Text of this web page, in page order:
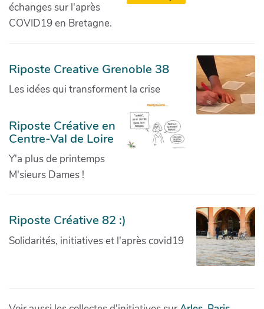
échanges sur l'après
COVID19 en Bretagne.
Riposte Creative Grenoble 38
Les idées qui transforment la crise
Riposte Créative en
Centre-Val de Loire
Y'a plus de printemps
M'sieurs Dames !
Riposte Créative 82 :)
Solidarités, initiatives et l'après covid19